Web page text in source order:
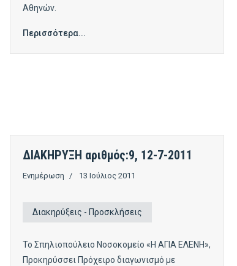
Αθηνών.
Περισσότερα...
ΔΙΑΚΗΡΥΞΗ αριθμός:9, 12-7-2011
Ενημέρωση 13 Ιούλιος 2011
Διακηρύξεις - Προσκλήσεις
Το Σπηλιοπούλειο Νοσοκομείο «Η ΑΓΙΑ ΕΛΕΝΗ»,
Προκηρύσσει Πρόχειρο διαγωνισμό με